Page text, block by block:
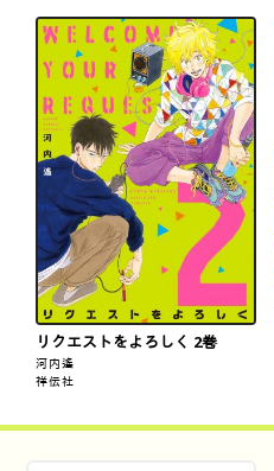
リクエストをよろしく 2巻
河内遙
祥伝社